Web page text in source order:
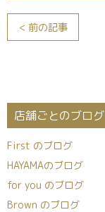
< 前の記事
店舗ごとのブログ
First のブログ
HAYAMAのブログ
for you のブログ
Brown のブログ